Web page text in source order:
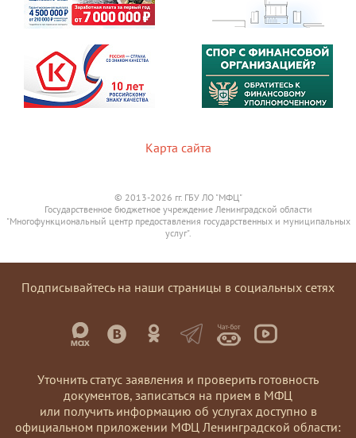
Карта сайта
© 2013-2026 гг. ГБУ ЛО "МФЦ"
Государственное бюджетное учреждение Ленинградской области
"Многофункциональный центр предоставления государственных и муниципальных
услуг".
Подписывайтесь на наши страницы в социальных сетях
Уточнить статус заявления и проверить готовность
документов, записаться на прием в МФЦ
или получить информацию об услугах доступно в
официальном приложении МФЦ Ленинградской области: